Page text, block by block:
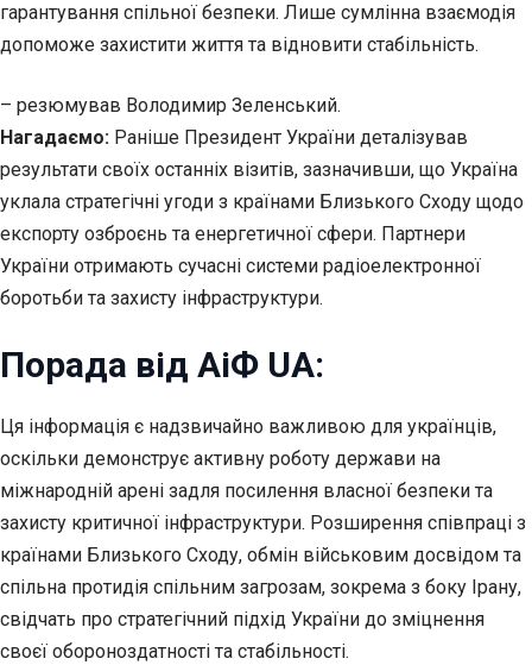
гарантування спільної безпеки. Лише сумлінна взаємодія
допоможе захистити життя та відновити стабільність.
– резюмував Володимир Зеленський.
Нагадаємо: Раніше Президент України деталізував
результати своїх останніх візитів, зазначивши, що Україна
уклала стратегічні угоди з країнами Близького Сходу щодо
експорту озброєнь та енергетичної сфери. Партнери
України отримають сучасні системи радіоелектронної
боротьби та захисту інфраструктури.
Порада від АіФ UA:
Ця інформація є надзвичайно важливою для українців,
оскільки демонструє активну роботу держави на
міжнародній арені задля посилення власної безпеки та
захисту критичної інфраструктури. Розширення співпраці з
країнами Близького Сходу, обмін військовим досвідом та
спільна протидія спільним загрозам, зокрема з боку Ірану,
свідчать про стратегічний підхід України до зміцнення
своєї обороноздатності та стабільності.